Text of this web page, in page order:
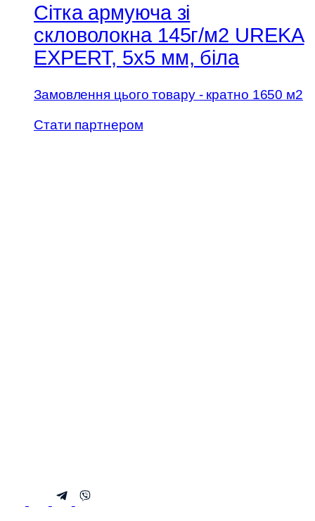
Сітка армуюча зі
скловолокна 145г/м2 UREKA
EXPERT, 5х5 мм, біла
Замовлення цього товару - кратно 1650 м2
Стати партнером